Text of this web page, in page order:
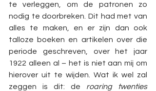
te verleggen, om de patronen zo
nodig te doorbreken. Dit had met van
alles te maken, en er zijn dan ook
talloze boeken en artikelen over die
periode geschreven, over het jaar
1922 alleen al – het is niet aan mij om
hierover uit te wijden. Wat ik wel zal
zeggen is dit: de roaring twenties